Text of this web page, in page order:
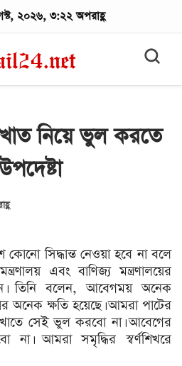
২০২৬, ৩:২২ অপরাহ্ণ
নিয়ে ভুল করতে
কোনো সিদ্ধান্ত নেওয়া হবে না বলে
এবং বাণিজ্য মন্ত্রণালয়ের
তিনি বলেন, আবেগময় অনেক
অনেক ক্ষতি হয়েছে। আমরা পাটের
সেই ভুল করবো না। আবেগের
না। আমরা সমৃদ্ধির স্বর্ণশিখরে